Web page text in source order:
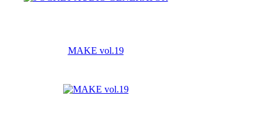
MAKE vol.19